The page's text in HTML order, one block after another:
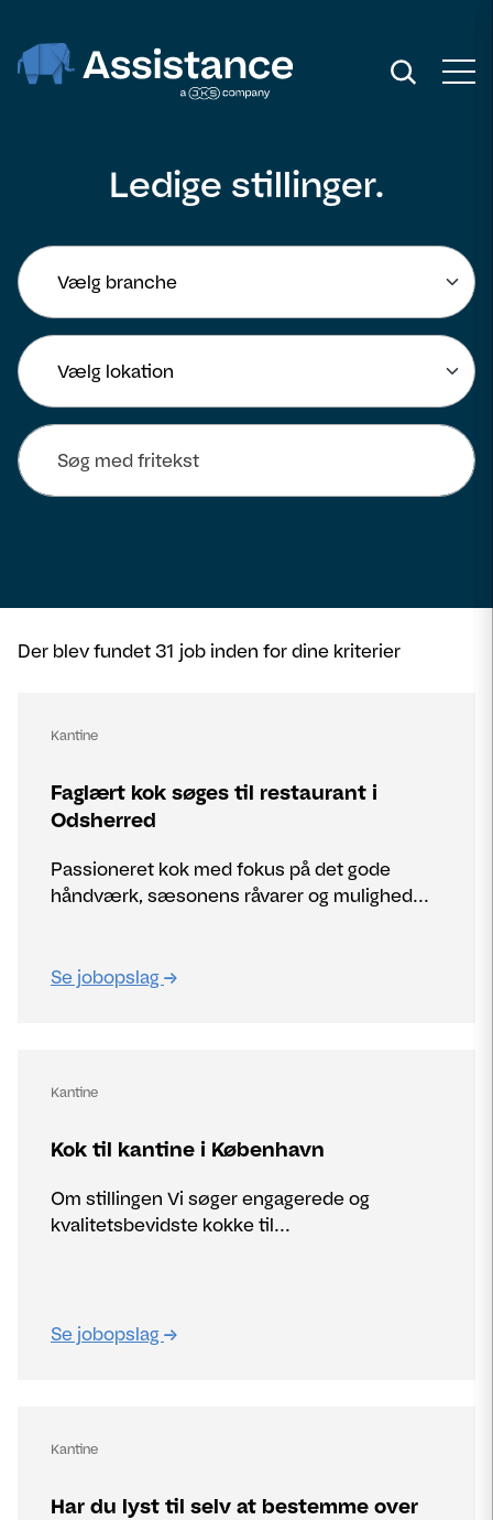
Ledige stillinger.
Der blev fundet 31 job inden for dine kriterier
Kantine
Faglært kok søges til restaurant i
Odsherred
Passioneret kok med fokus på det gode
håndværk, sæsonens råvarer og mulighed...
Se jobopslag
Kantine
Kok til kantine i København
Om stillingen Vi søger engagerede og
kvalitetsbevidste kokke til...
Se jobopslag
Kantine
Har du lyst til selv at bestemme over